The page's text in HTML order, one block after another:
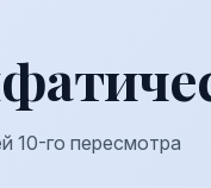
10-го пересмотра